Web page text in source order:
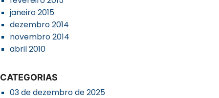
janeiro 2015
dezembro 2014
novembro 2014
abril 2010
CATEGORIAS
03 de dezembro de 2025